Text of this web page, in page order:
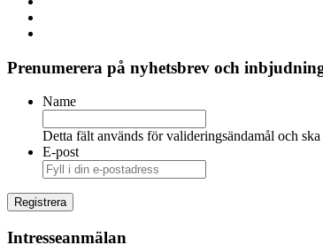
Prenumerera på nyhetsbrev och
Name
Detta fält används för valideringsändamål och
E-post
Intresseanmälan